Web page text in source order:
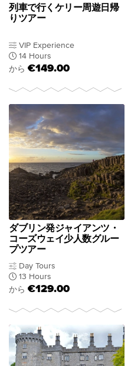
列車で行くケリー周遊日帰
りツアー
VIP Experience
14 Hours
から €149.00
ダブリン発ジャイアンツ・
コーズウェイ少人数グルー
プツアー
Day Tours
13 Hours
から €129.00